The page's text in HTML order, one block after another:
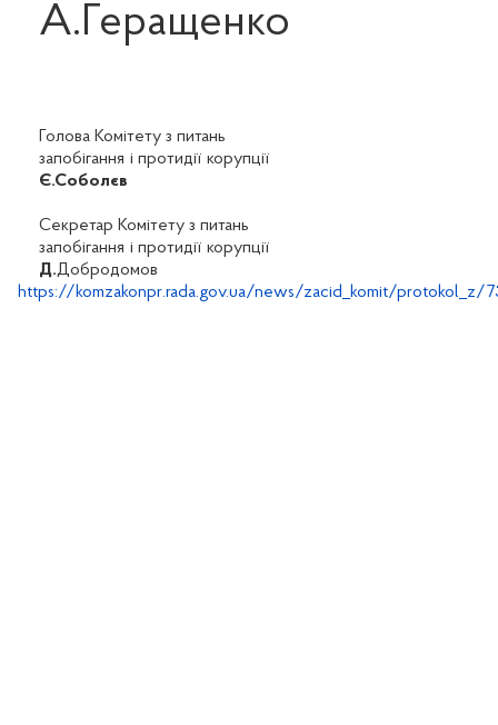
А.Геращенко
Голова Комітету з питань
запобігання і протидії корупції
Є.Соболєв
Секретар Комітету з питань
запобігання і протидії корупції
Д.Добродомов
https://komzakonpr.rada.gov.ua/news/zacid_komit/protokol_z/